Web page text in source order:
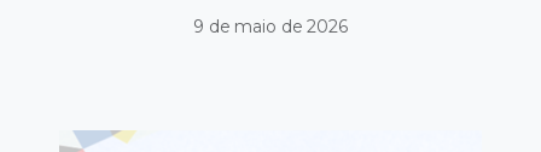
9 de maio de 2026